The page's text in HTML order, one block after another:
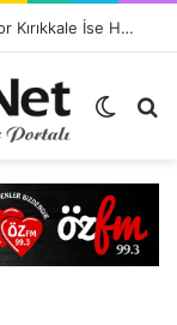
Kırşehir Kültürü İle Türkiyeye Ders Veriyor Kırıkkale İse Hala Seyrediyor !!!
Dış